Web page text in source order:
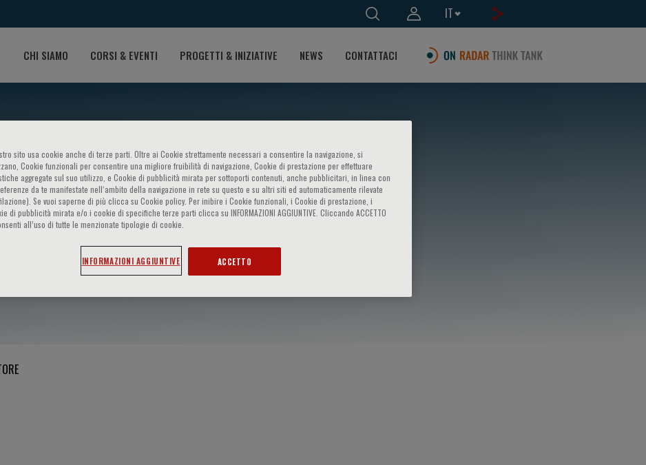
IT
CHI SIAMO CORSI & EVENTI PROGETTI & INIZIATIVE NEWS CONTATTACI
sito usa cookie anche di terze parti. Oltre ai Cookie strettamente necessari a consentire la navigazione, si
Cookie funzionali per consentire una migliore fruibilità di navigazione, Cookie di prestazione per effettuare
aggregate sul suo utilizzo, e Cookie di pubblicità mirata per sottoporti contenuti, anche pubblicitari, in linea con
da te manifestate nell‘ambito della navigazione in rete su questo e su altri siti ed automaticamente rilevate
Se vuoi saperne di più clicca su Cookie policy. Per inibire i Cookie funzionali, i Cookie di prestazione, i
di pubblicità mirata e/o i cookie di specifiche terze parti clicca su INFORMAZIONI AGGIUNTIVE. Cliccando ACCETTO
all’uso di tutte le menzionate tipologie di cookie.
INFORMAZIONI AGGIUNTIVE ACCETTO